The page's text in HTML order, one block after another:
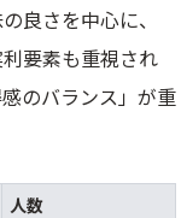
良さを中心に、
要素も重視され
のバランス」が重
人数